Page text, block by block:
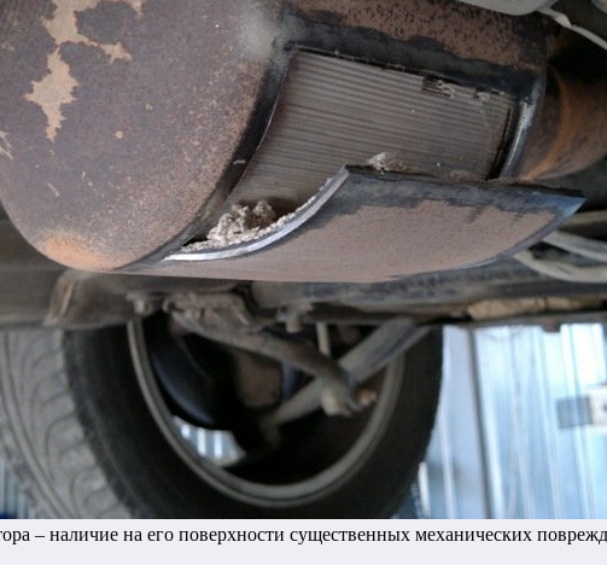
– наличие на его поверхности существенных механических